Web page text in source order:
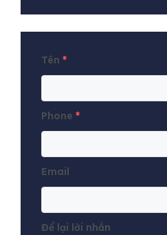
Tên *
Phone *
Email
Để lại lời nhắn